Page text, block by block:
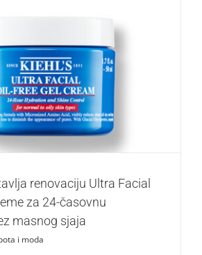
renovaciju Ultra Facial Oil-free gel
hidrataciju bez masnog sjaja
Lepota i moda
renovaciju Ultra Facial
za 24-časovnu
masnog sjaja
i moda